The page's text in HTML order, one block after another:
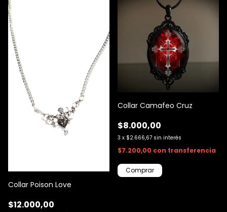
Collar Poison Love
$12.000,00
Collar Camafeo Cruz
$8.000,00
3 x $2.666,67 sin interés
$7.200,00 con transferencia